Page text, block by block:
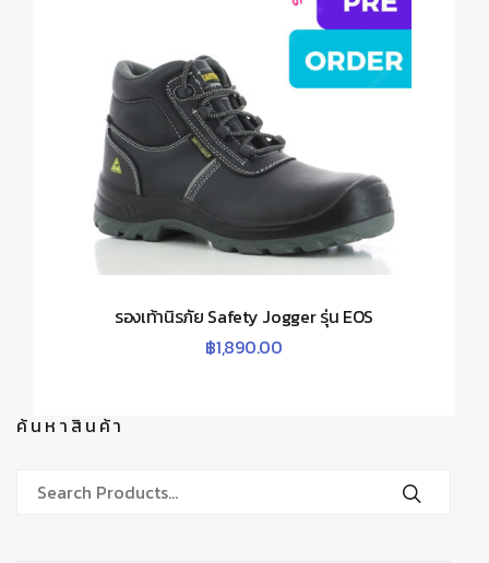
รองเท้านิรภัย Safety Jogger รุ่น EOS
฿1,890.00
ค้นหาสินค้า